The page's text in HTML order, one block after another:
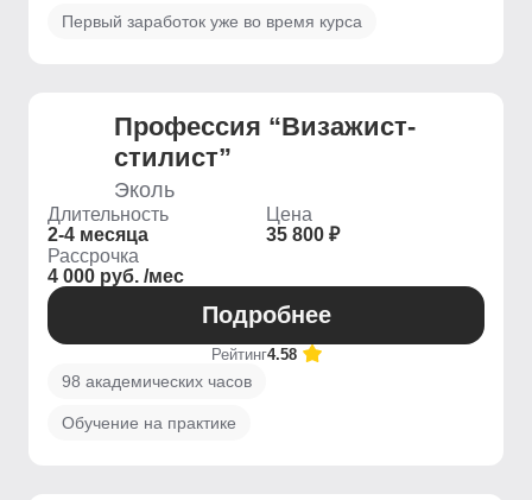
Первый заработок уже во время курса
Профессия “Визажист-
стилист”
Эколь
Длительность
2-4 месяца
Цена
35 800 ₽
Рассрочка
4 000 руб. /мес
Подробнее
Рейтинг4.58
98 академических часов
Обучение на практике